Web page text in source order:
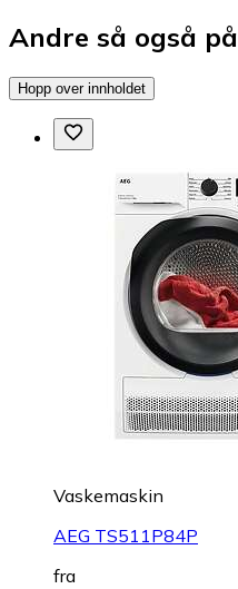
Andre så også på
Hopp over innholdet
Vaskemaskin
AEG TS511P84P
fra